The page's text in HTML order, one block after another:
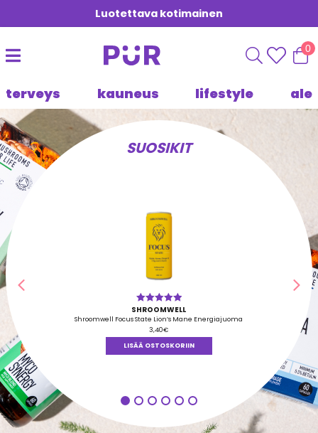
Luotettava kotimainen
0
terveys kauneus lifestyle ale
SUOSIKIT
Arvostelu
tuotteesta:
5.00/ 5
SHROOMWELL
Shroomwell Focus State Lion’s Mane Energiajuoma
3,40€
LISÄÄ OSTOSKORIIN
Edellinen